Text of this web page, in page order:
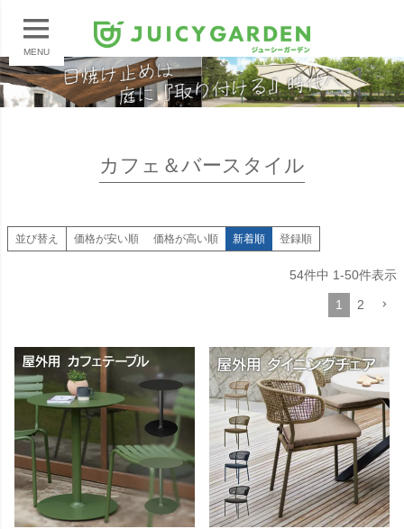
MENU
カフェ＆バースタイル
並び替え 価格が安い順 価格が高い順 新着順 登録順
54件中 1-50件表示
1 2